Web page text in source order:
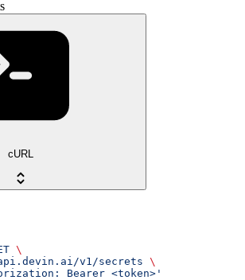
cURL
\
v1/secrets \
Bearer <token>'